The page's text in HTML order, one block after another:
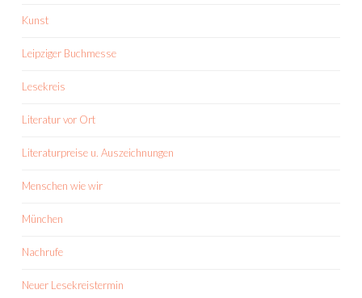
Kunst
Leipziger Buchmesse
Lesekreis
Literatur vor Ort
Literaturpreise u. Auszeichnungen
Menschen wie wir
München
Nachrufe
Neuer Lesekreistermin